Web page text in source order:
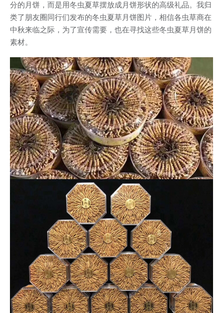
分的月饼，而是用冬虫夏草摆放成月饼形状的高级礼品。我归
类了朋友圈同行们发布的冬虫夏草月饼图片，相信各虫草商在
中秋来临之际，为了宣传需要，也在寻找这些冬虫夏草月饼的
素材。